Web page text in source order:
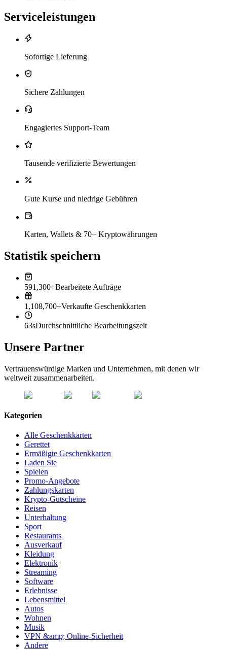
Serviceleistungen
Sofortige Lieferung
Sichere Zahlungen
Engagiertes Support-Team
Tausende verifizierte Bewertungen
Gute Kurse und niedrige Gebühren
Karten, Wallets & 70+ Kryptowährungen
Statistik speichern
591,300+Bearbeitete Aufträge
1,108,700+Verkaufte Geschenkkarten
63sDurchschnittliche Bearbeitungszeit
Unsere Partner
Vertrauenswürdige Marken und Unternehmen, mit denen wir
weltweit zusammenarbeiten.
Kategorien
Alle Geschenkkarten
Gerettet
Ermäßigte Geschenkkarten
Laden Sie
Spielen
Promo-Angebote
Zahlungskarten
Krypto-Gutscheine
Reisen
Unterhaltung
Sport
Restaurants
Ausverkauf
Kleidung
Elektronik
Streaming
Software
Erlebnisse
Lebensmittel
Autos
Wohnen
Musik
VPN &amp; Online-Sicherheit
Andere